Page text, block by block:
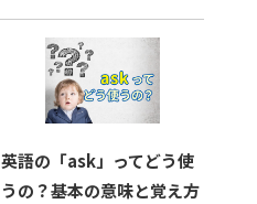
英語の「ask」ってどう使
うの？基本の意味と覚え方